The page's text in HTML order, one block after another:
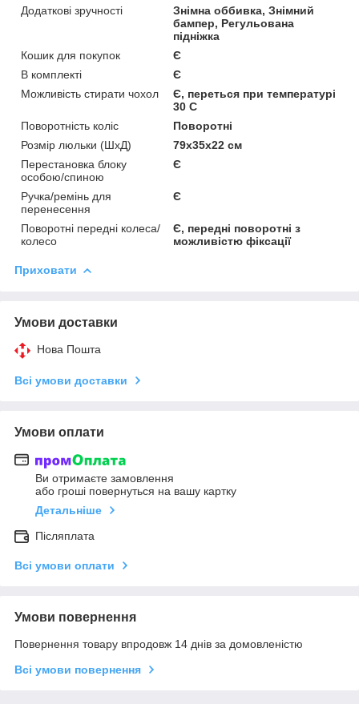
Додаткові зручності
Знімна оббивка, Знімний
бампер, Регульована
підніжка
Кошик для покупок
Є
В комплекті
Є
Можливість стирати чохол
Є, переться при температурі
30 C
Поворотність коліс
Поворотні
Розмір люльки (ШхД)
79х35х22 см
Перестановка блоку
особою/спиною
Є
Ручка/ремінь для
перенесення
Є
Поворотні передні колеса/
колесо
Є, передні поворотні з
можливістю фіксації
Приховати
Умови доставки
Нова Пошта
Всі умови доставки
Умови оплати
Ви отримаєте замовлення
або гроші повернуться на вашу картку
Детальніше
Післяплата
Всі умови оплати
Умови повернення
Повернення товару впродовж 14 днів за домовленістю
Всі умови повернення